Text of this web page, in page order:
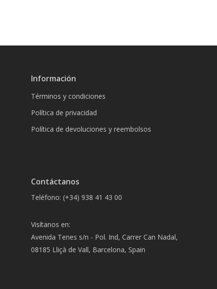
Información
Términos y condiciones
Política de privacidad
Política de devoluciones y reembolsos
Contáctanos
Teléfono: (+34) 938 41 43 00
Visítanos en:
Avenida Tenes s/n - Pol. Ind, Carrer Can Nadal,
08185 Lliçà de Vall, Barcelona, Spain